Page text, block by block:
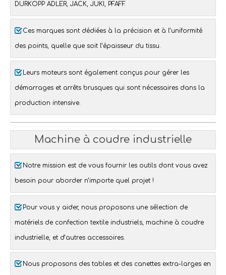
DURKOPP ADLER, JACK, JUKI, PFAFF.
Ces marques sont dédiées à la précision et à l’uniformité
des points, quelle que soit l’épaisseur du tissu.
Leurs moteurs sont également conçus pour gérer les
démarrages et arrêts brusques qui sont nécessaires dans la
production intensive.
Machine à coudre industrielle
Notre mission est de vous fournir les outils dont vous avez
besoin pour aborder n’importe quel projet !
Pour vous y aider, nous proposons une sélection de
matériels de confection textile industriels , machine à coudre
industrielle, et d’autres accessoires
Nous proposons des tables et des canettes extra-larges en